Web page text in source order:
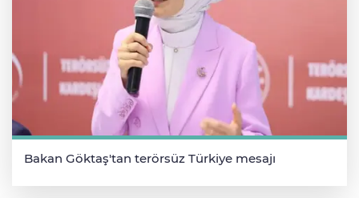
Bakan Göktaş'tan terörsüz Türkiye mesajı